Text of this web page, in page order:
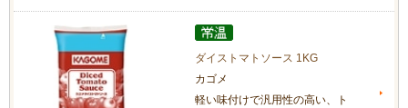
ダイストマトソース 1KG
カゴメ
軽い味付けで汎用性の高い、ト